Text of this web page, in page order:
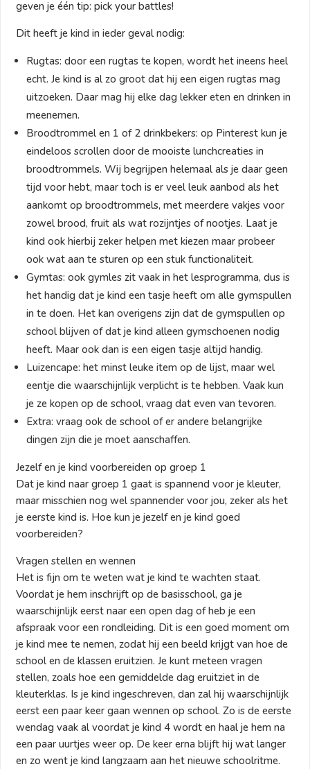
geven je één tip: pick your battles!
Dit heeft je kind in ieder geval nodig:
Rugtas: door een rugtas te kopen, wordt het ineens heel
echt. Je kind is al zo groot dat hij een eigen rugtas mag
uitzoeken. Daar mag hij elke dag lekker eten en drinken in
meenemen.
Broodtrommel en 1 of 2 drinkbekers: op Pinterest kun je
eindeloos scrollen door de mooiste lunchcreaties in
broodtrommels. Wij begrijpen helemaal als je daar geen
tijd voor hebt, maar toch is er veel leuk aanbod als het
aankomt op broodtrommels, met meerdere vakjes voor
zowel brood, fruit als wat rozijntjes of nootjes. Laat je
kind ook hierbij zeker helpen met kiezen maar probeer
ook wat aan te sturen op een stuk functionaliteit.
Gymtas: ook gymles zit vaak in het lesprogramma, dus is
het handig dat je kind een tasje heeft om alle gymspullen
in te doen. Het kan overigens zijn dat de gymspullen op
school blijven of dat je kind alleen gymschoenen nodig
heeft. Maar ook dan is een eigen tasje altijd handig.
Luizencape: het minst leuke item op de lijst, maar wel
eentje die waarschijnlijk verplicht is te hebben. Vaak kun
je ze kopen op de school, vraag dat even van tevoren.
Extra: vraag ook de school of er andere belangrijke
dingen zijn die je moet aanschaffen.
Jezelf en je kind voorbereiden op groep 1
Dat je kind naar groep 1 gaat is spannend voor je kleuter,
maar misschien nog wel spannender voor jou, zeker als het
je eerste kind is. Hoe kun je jezelf en je kind goed
voorbereiden?
Vragen stellen en wennen
Het is fijn om te weten wat je kind te wachten staat.
Voordat je hem inschrijft op de basisschool, ga je
waarschijnlijk eerst naar een open dag of heb je een
afspraak voor een rondleiding. Dit is een goed moment om
je kind mee te nemen, zodat hij een beeld krijgt van hoe de
school en de klassen eruitzien. Je kunt meteen vragen
stellen, zoals hoe een gemiddelde dag eruitziet in de
kleuterklas. Is je kind ingeschreven, dan zal hij waarschijnlijk
eerst een paar keer gaan wennen op school. Zo is de eerste
wendag vaak al voordat je kind 4 wordt en haal je hem na
een paar uurtjes weer op. De keer erna blijft hij wat langer
en zo went je kind langzaam aan het nieuwe schoolritme.